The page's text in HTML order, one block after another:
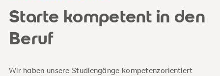
Starte kompetent in den
Beruf
Wir haben unsere Studiengänge kompetenzorientiert